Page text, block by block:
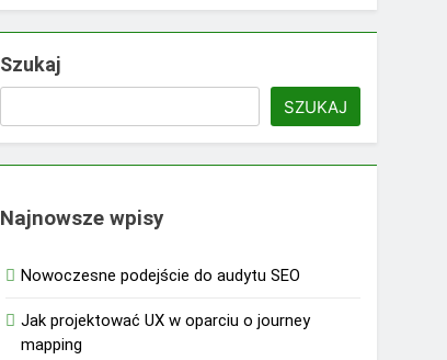
Szukaj
SZUKAJ
Najnowsze wpisy
Nowoczesne podejście do audytu SEO
Jak projektować UX w oparciu o journey
mapping